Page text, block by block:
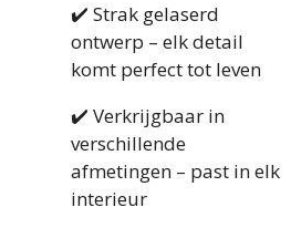
✔️ Strak gelaserd
ontwerp – elk detail
komt perfect tot leven
✔️ Verkrijgbaar in
verschillende
afmetingen – past in elk
interieur